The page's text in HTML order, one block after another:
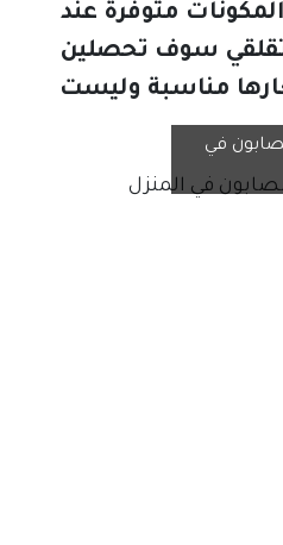
متوفرة عند
تقلقي سوف تحصلين
مناسبة وليست
في